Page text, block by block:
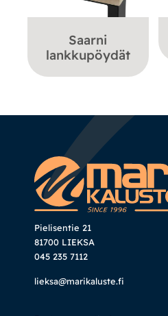
Saarni
lankkupöydät
Pielisentie 21
81700 LIEKSA
045 235 7112
lieksa@marikaluste.fi